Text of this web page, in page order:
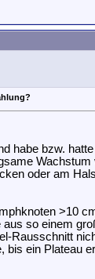
habe bzw.
oder am
>10
so einem
Rausschnitt
ein Plateau